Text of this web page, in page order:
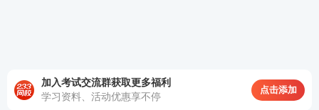
加入考试交流群获取更多福利
学习资料、活动优惠享不停
点击添加